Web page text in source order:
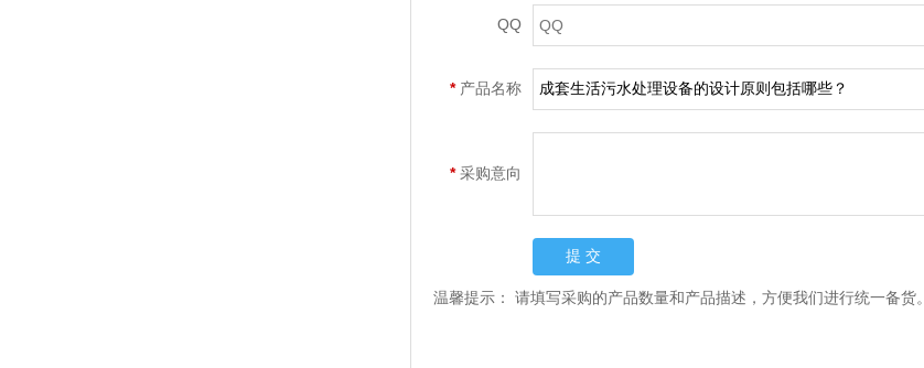
QQ
* 产品名称
*采购意向
温馨提示： 请填写采购的产品数量和产品描述，方便我们进行统一备货。